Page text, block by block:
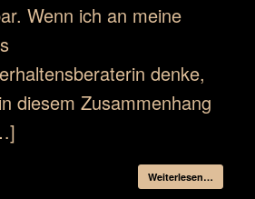
Wenn ich an meine
denke,
diesem Zusammenhang
Weiterlesen…